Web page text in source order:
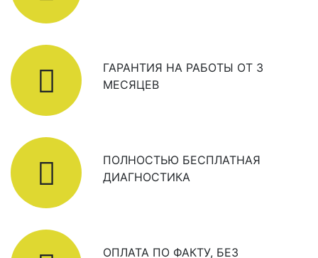
ГАРАНТИЯ НА РАБОТЫ ОТ 3
МЕСЯЦЕВ
ПОЛНОСТЬЮ БЕСПЛАТНАЯ
ДИАГНОСТИКА
ОПЛАТА ПО ФАКТУ, БЕЗ